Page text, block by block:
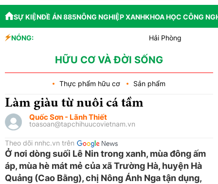
SỰ KIỆNĐỀ ÁN 885NÔNG NGHIỆP XANHKHOA HỌC CÔNG
NÓNG:
Hải Phòng giao nhiệm vụ bứt
Cảnh báo canh tác cần sa làm
HỮU CƠ VÀ ĐỜI SỐNG
Thực phẩm hữu cơ Sản phẩm
Làm giàu từ nuôi cá tầm
Quốc Sơn - Lãnh Thiết
toasoan@tapchihuucovietnam.vn
Theo dõi nnhc.vn trên
Ở nơi dòng suối Lê Nin trong xanh, mùa đông ấm
áp, mùa hè mát mẻ của xã Trường Hà, huyện Hà
Quảng (Cao Bằng), chị Nông Ánh Nga tận dụng,